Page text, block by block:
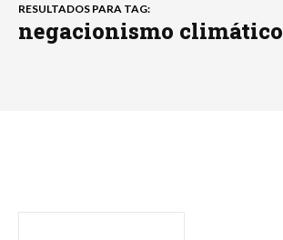
RESULTADOS PARA TAG:
negacionismo climático